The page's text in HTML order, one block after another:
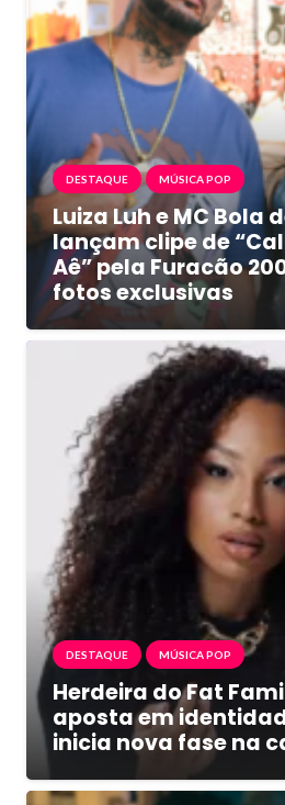
DESTAQUE MÚSICA POP
Luiza Luh e MC Bola
lançam clipe de
Aê” pela Furacão
fotos exclusivas
DESTAQUE MÚSICA POP
Herdeira do Fat
aposta em
inicia nova fase na